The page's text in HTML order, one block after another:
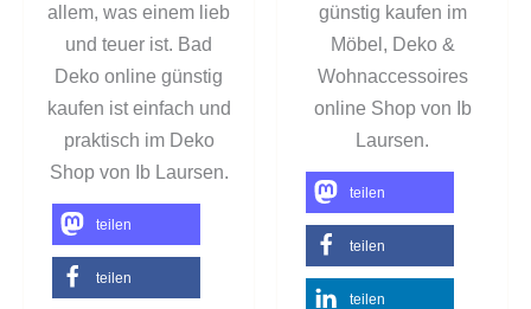
allem, was einem lieb
und teuer ist. Bad
Deko online günstig
kaufen ist einfach und
praktisch im Deko
Shop von Ib Laursen.
teilen
teilen
günstig kaufen im
Möbel, Deko &
Wohnaccessoires
online Shop von Ib
Laursen.
teilen
teilen
teilen